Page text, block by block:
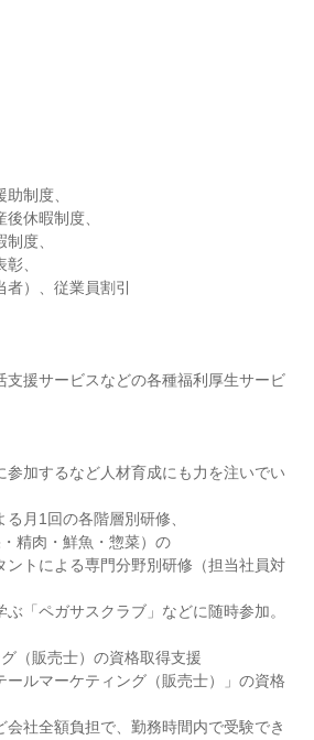
制度、
休暇制度、
度、
、
）、従業員割引
支援サービスなどの各種福利厚生サービ
参加するなど人材育成にも力を注いでい
月1回の各階層別研修、
精肉・鮮魚・惣菜）の
ントによる専門分野別研修（担当社員対
「ペガサスクラブ」などに随時参加。
（販売士）の資格取得支援
ールマーケティング（販売士）」の資格
会社全額負担で、勤務時間内で受験でき